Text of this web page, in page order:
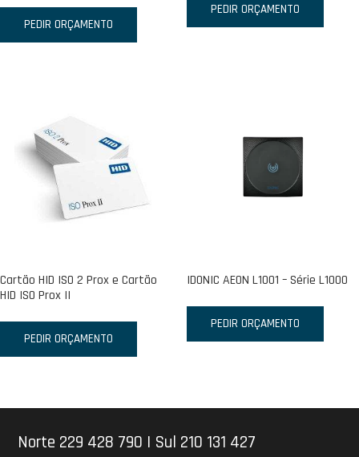
PEDIR ORÇAMENTO
PEDIR ORÇAMENTO
Cartão HID ISO 2 Prox e Cartão
HID ISO Prox II
PEDIR ORÇAMENTO
IDONIC AEON L1001 – Série L1000
PEDIR ORÇAMENTO
Norte 229 428 790 | Sul 210 131 427